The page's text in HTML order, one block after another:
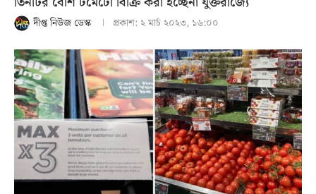
দীপ্ত নিউজ ডেস্ক প্রকাশ: ২ মার্চ ২০২৩, ১৬:০০